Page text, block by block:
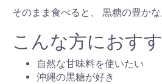
そのまま食べると、 黒糖の豊かな
こんな方におす
自然な甘味料を使いたい
沖縄の黒糖が好き